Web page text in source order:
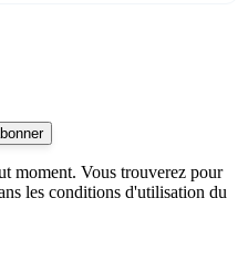
moment. Vous trouverez pour
les conditions d'utilisation du